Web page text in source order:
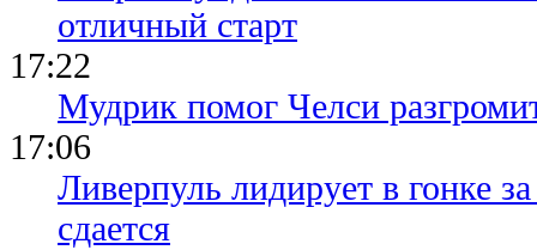
отличный старт
17:22
Мудрик помог Челси
17:06
Ливерпуль лидирует в гонке
сдается